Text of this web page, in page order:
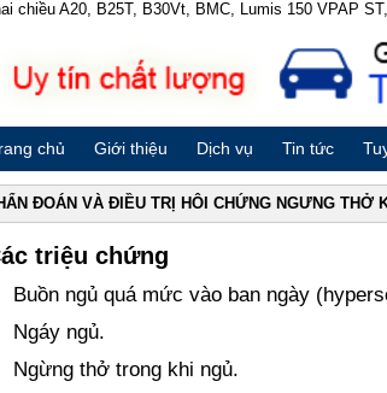
chiều A20, B25T, B30Vt, BMC, Lumis 150 VPAP
chủ Giới thiệu Dịch vụ Tin tức
ĐOÁN VÀ ĐIỀU TRỊ HÔI CHỨNG NGƯNG THỞ
triệu chứng
Buồn ngủ quá mức vào ban ngày
Ngáy ngủ.
Ngừng thở trong khi ngủ.